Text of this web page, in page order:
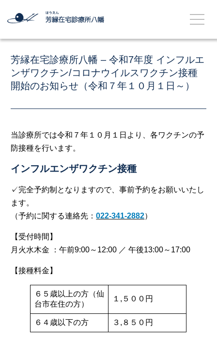
芳縁在宅診療所八幡 – 令和7年度 インフルエ
ンザワクチン/コロナウイルスワクチン接種
開始のお知らせ（令和７年１０月１日～）
当診療所では令和７年１０月１日より、各ワクチンの予
防接種を行います。
インフルエンザワクチン接種
✓完全予約制となりますので、事前予約をお願いいたし
ます。
（予約に関する連絡先：022-341-2882）
【受付時間】
月火水木金 ：午前9:00～12:00 ／ 午後13:00～17:00
【接種料金】
６５歳以上の方（仙
台市在住の方）
１,５００円
６４歳以下の方 ３,８５０円